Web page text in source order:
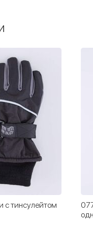
с тинсулейтом